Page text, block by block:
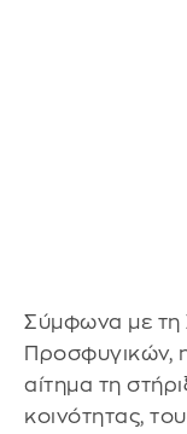
Σύμφωνα με τη
Προσφυγικών, η
αίτημα τη
κοινότητας,